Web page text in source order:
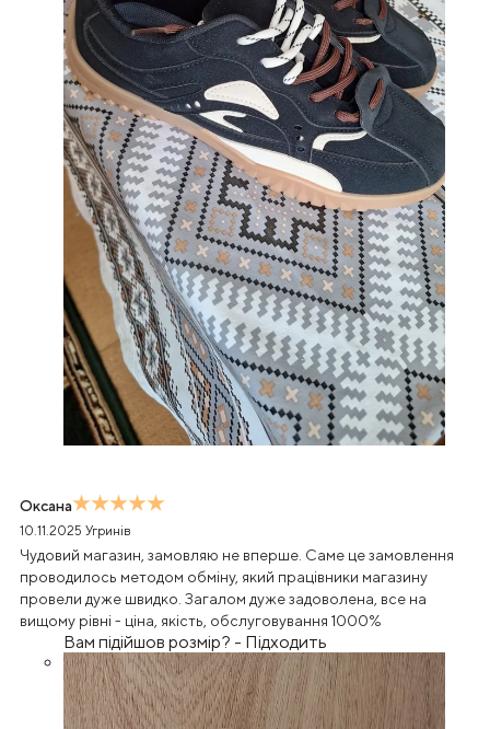
Оксана
10.11.2025 Угринів
Чудовий магазин, замовляю не вперше. Саме це замовлення
проводилось методом обміну, який працівники магазину
провели дуже швидко. Загалом дуже задоволена, все на
вищому рівні - ціна, якість, обслуговування 1000%
Вам підійшов розмір? - Підходить